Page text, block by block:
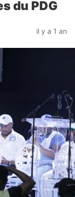
du PDG
il y a 1 an